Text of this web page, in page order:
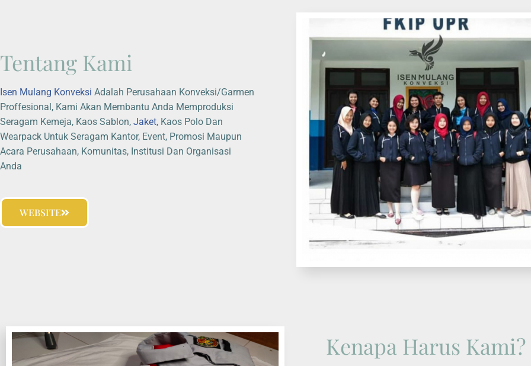
Tentang Kami
Isen Mulang Konveksi Adalah Perusahaan Konveksi/Garmen
Proffesional, Kami Akan Membantu Anda Memproduksi
Seragam Kemeja, Kaos Sablon, Jaket, Kaos Polo Dan
Wearpack Untuk Seragam Kantor, Event, Promosi Maupun
Acara Perusahaan, Komunitas, Institusi Dan Organisasi
Anda
WEBSITE
Kenapa Harus Kami?